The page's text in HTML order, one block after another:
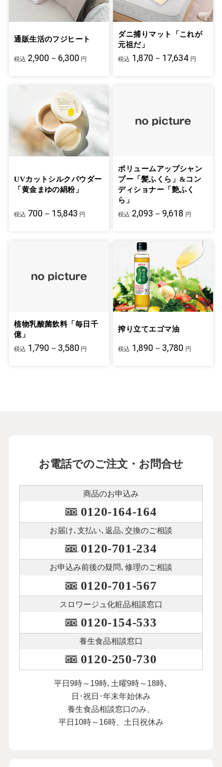
通販生活のフジヒート
税込 2,900－6,300 円
ダニ捕りマット「これが
元祖だ」
税込 1,870－17,634 円
UVカットシルクパウダー
「黄金まゆの絹粉」
税込 700－15,843 円
ボリュームアップシャン
プー「髪ふくら」&コン
ディショナー「艶ふく
ら」
税込 2,093－9,618 円
植物乳酸菌飲料「毎日千
億」
税込 1,790－3,580 円
搾り立てエゴマ油
税込 1,890－3,780 円
お電話でのご注文・お問合せ
商品のお申込み
0120-164-164
お届け､支払い､ 返品､交換のご相談
0120-701-234
お申込み前後の疑問､修理のご相談
0120-701-567
スロワージュ化粧品相談窓口
0120-154-533
養生食品相談窓口
0120-250-730
平日9時～19時､土曜9時～18時､
日･祝日･年末年始休み
養生食品相談窓口のみ、
平日10時～16時、土日祝休み